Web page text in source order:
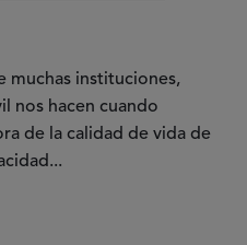
muchas instituciones,
nos hacen cuando
de la calidad de vida de